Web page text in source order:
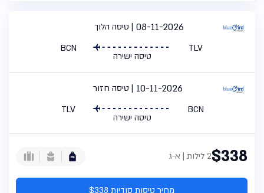
טיסה הלוך 08-11-2026
TLV
טיסה ישירה
BCN
טיסה חזור 10-11-2026
BCN
טיסה ישירה
TLV
$3382 לילות | א-ג
מחיר טיסות סודיות $338